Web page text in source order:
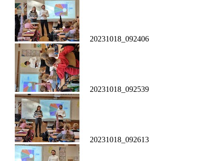
20231018_092406
20231018_092539
20231018_092613